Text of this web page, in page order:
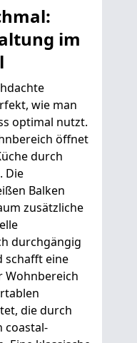
im
wie man
optimal nutzt.
öffnet
durch
Die
Balken
zusätzliche
durchgängig
schafft eine
Wohnbereich
die durch
coastal-